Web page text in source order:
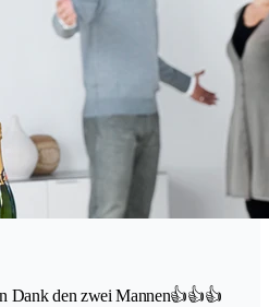
Dank den zwei Mannen👍👍👍